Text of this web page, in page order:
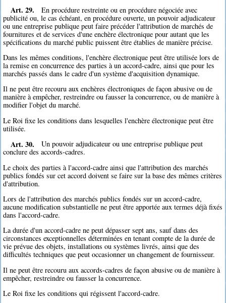
Art. 29.
En procédure restreinte ou en procédure négociée avec
publicité ou, le cas échéant, en procédure ouverte, un pouvoir adjudicateur
ou une entreprise publique peut faire précéder l'attribution de marchés de
fournitures et de services d'une enchère électronique pour autant que les
spécifications du marché public puissent être établies de manière précise.
Dans les mêmes conditions, l'enchère électronique peut être utilisée lors de
la remise en concurrence des parties à un accord-cadre, ainsi que pour les
marchés passés dans le cadre d'un système d'acquisition dynamique.
Il ne peut être recouru aux enchères électroniques de façon abusive ou de
manière à empêcher, restreindre ou fausser la concurrence, ou de manière à
modifier l'objet du marché.
Le Roi fixe les conditions dans lesquelles l'enchère électronique peut être
utilisée.
Art. 30.
Un pouvoir adjudicateur ou une entreprise publique peut
conclure des accords-cadres.
Le choix des parties à l'accord-cadre ainsi que l'attribution des marchés
publics fondés sur cet accord doivent se faire sur la base des mêmes critères
d'attribution.
Lors de l'attribution des marchés publics fondés sur un accord-cadre,
aucune modification substantielle ne peut être apportée aux termes déjà fixés
dans l'accord-cadre.
La durée d'un accord-cadre ne peut dépasser sept ans, sauf dans des
circonstances exceptionnelles déterminées en tenant compte de la durée de
vie prévue des objets, installations ou systèmes livrés, ainsi que des
difficultés techniques que peut occasionner un changement de fournisseur.
Il ne peut être recouru aux accords-cadres de façon abusive ou de manière à
empêcher, restreindre ou fausser la concurrence.
Le Roi fixe les conditions qui régissent l'accord-cadre.